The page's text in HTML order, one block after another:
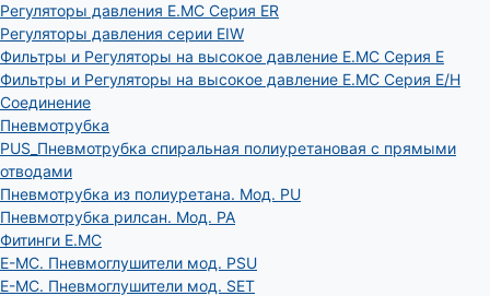
Регуляторы давления E.MC Серия ER
Регуляторы давления серии EIW
Фильтры и Регуляторы на высокое давление E.MC Серия E
Фильтры и Регуляторы на высокое давление E.MC Серия E/H
Соединение
Пневмотрубка
PUS_Пневмотрубка спиральная полиуретановая с прямыми
отводами
Пневмотрубка из полиуретана. Мод. РU
Пневмотрубка рилсан. Мод. PA
Фитинги E.MC
E-MC. Пневмоглушители мод. PSU
E-MC. Пневмоглушители мод. SET